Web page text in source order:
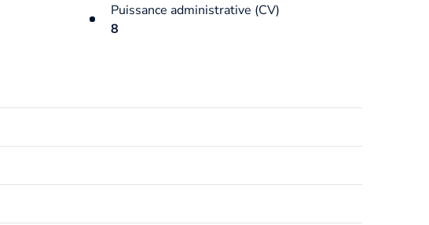
Puissance administrative (CV)
8